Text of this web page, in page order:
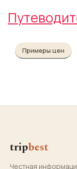
Примеры цен
tripbest
Честная